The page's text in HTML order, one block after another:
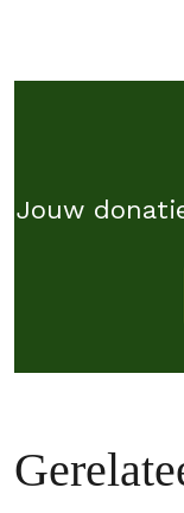
Jouw